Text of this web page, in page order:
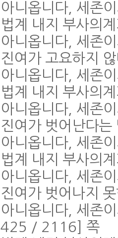
아니옵니다, 세존
법계 내지 부사의
아니옵니다, 세존
진여가 고요하지
아니옵니다, 세존
법계 내지 부사의
아니옵니다, 세존
진여가 벗어난다는
아니옵니다, 세존
법계 내지 부사의
아니옵니다, 세존
진여가 벗어나지
아니옵니다, 세존
[425 / 2116] 쪽